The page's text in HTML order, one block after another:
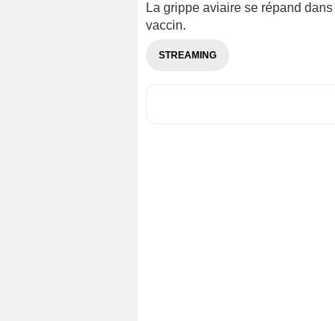
La grippe aviaire se répand
vaccin.
STREAMING